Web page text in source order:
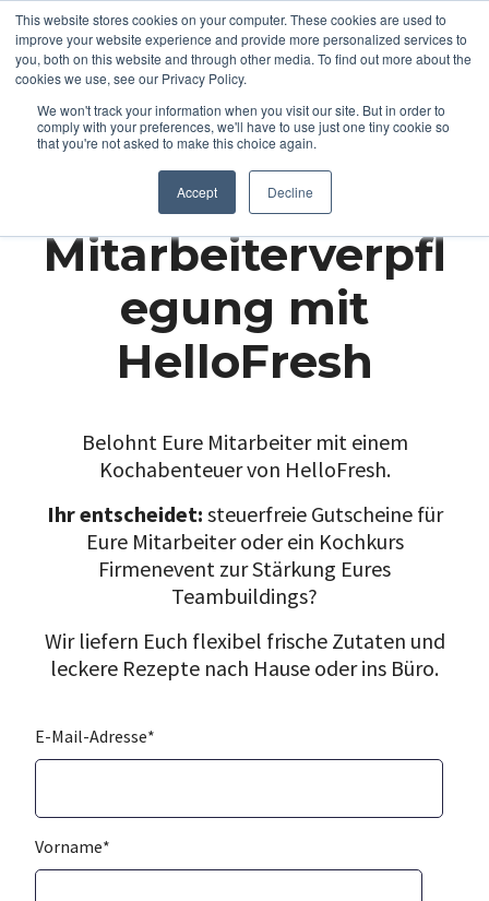
This website stores cookies on your computer. These cookies are used to
improve your website experience and provide more personalized services to
you, both on this website and through other media. To find out more about the
cookies we use, see our Privacy Policy.
We won't track your information when you visit our site. But in order to
comply with your preferences, we'll have to use just one tiny cookie so
that you're not asked to make this choice again.
Accept Decline
Mitarbeiterverpfl
egung mit
HelloFresh
Belohnt Eure Mitarbeiter mit einem
Kochabenteuer von HelloFresh.
Ihr entscheidet: steuerfreie Gutscheine für
Eure Mitarbeiter oder ein Kochkurs
Firmenevent zur Stärkung Eures
Teambuildings?
Wir liefern Euch flexibel frische Zutaten und
leckere Rezepte nach Hause oder ins Büro.
E-Mail-Adresse*
Vorname*